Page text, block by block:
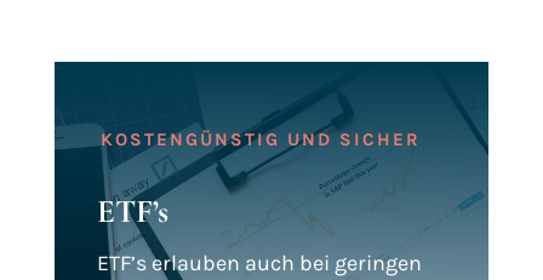
KOSTENGÜNSTIG UND SICHER
ETF’s
ETF’s erlauben auch bei geringen